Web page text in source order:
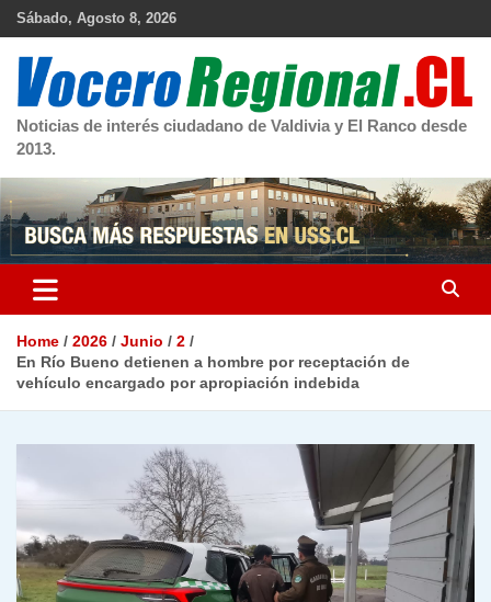
Skip
Sábado, Agosto 8, 2026
Noticias de interés ciudadano de Valdivia y El Ranco desde
2013.
Home 2026 Junio
2
En Río Bueno detienen a hombre por receptación de
vehículo encargado por apropiación indebida